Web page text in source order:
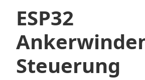
ESP32
Steuerung